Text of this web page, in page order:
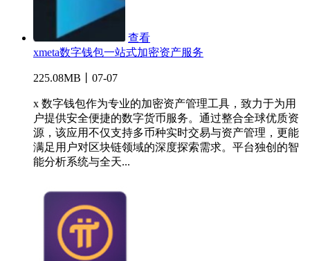
查看
xmeta数字钱包一站式加密资产服务
225.08MB丨07-07
x 数字钱包作为专业的加密资产管理工具，致力于为用
户提供安全便捷的数字货币服务。通过整合全球优质资
源，该应用不仅支持多币种实时交易与资产管理，更能
满足用户对区块链领域的深度探索需求。平台独创的智
能分析系统与全天...